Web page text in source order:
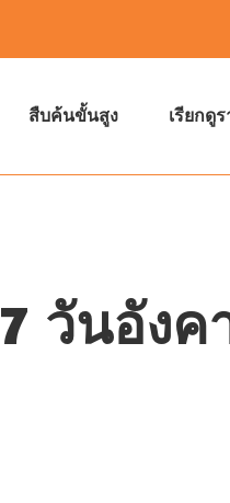
สืบค้นขั้นสูง เรียกดู
วันอังค